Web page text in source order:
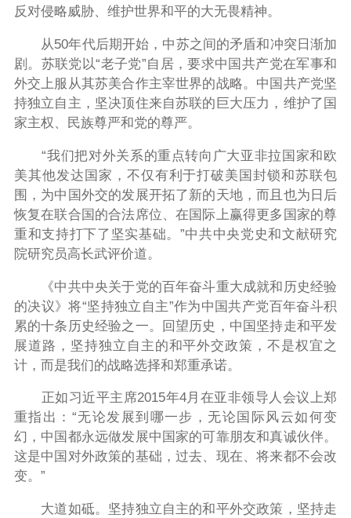
反对侵略威胁、维护世界和平的大无畏精神。
从50年代后期开始，中苏之间的矛盾和冲突日渐加
剧。苏联党以“老子党”自居，要求中国共产党在军事和
外交上服从其苏美合作主宰世界的战略。中国共产党坚
持独立自主，坚决顶住来自苏联的巨大压力，维护了国
家主权、民族尊严和党的尊严。
“我们把对外关系的重点转向广大亚非拉国家和欧
美其他发达国家，不仅有利于打破美国封锁和苏联包
围，为中国外交的发展开拓了新的天地，而且也为日后
恢复在联合国的合法席位、在国际上赢得更多国家的尊
重和支持打下了坚实基础。”中共中央党史和文献研究
院研究员高长武评价道。
《中共中央关于党的百年奋斗重大成就和历史经验
的决议》将“坚持独立自主”作为中国共产党百年奋斗积
累的十条历史经验之一。回望历史，中国坚持走和平发
展道路，坚持独立自主的和平外交政策，不是权宜之
计，而是我们的战略选择和郑重承诺。
正如习近平主席2015年4月在亚非领导人会议上郑
重指出：“无论发展到哪一步，无论国际风云如何变
幻，中国都永远做发展中国家的可靠朋友和真诚伙伴。
这是中国对外政策的基础，过去、现在、将来都不会改
变。”
大道如砥。坚持独立自主的和平外交政策，坚持走